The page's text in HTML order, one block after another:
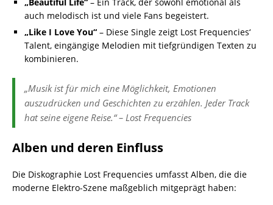
auch melodisch ist und viele Fans begeistert.
„Like I Love You“ – Diese Single zeigt Lost Frequencies‘
Talent, eingängige Melodien mit tiefgründigen Texten zu
kombinieren.
„Musik ist für mich eine Möglichkeit, Emotionen
auszudrücken und Geschichten zu erzählen. Jeder Track
hat seine eigene Reise.“ – Lost Frequencies
Alben und deren Einfluss
Die Diskographie Lost Frequencies umfasst Alben, die die
moderne Elektro-Szene maßgeblich mitgeprägt haben: